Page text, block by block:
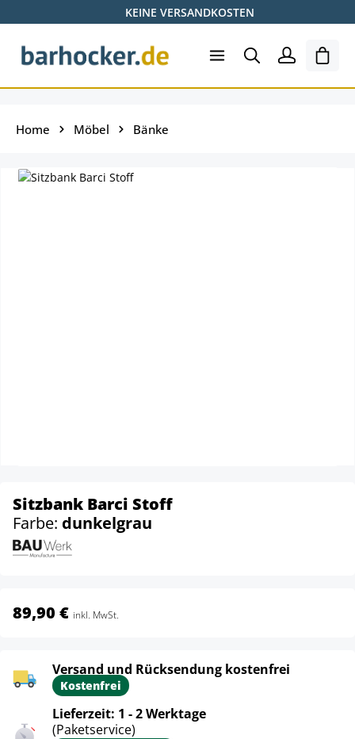
Zum Hauptinhalt springenKEINE VERSANDKOSTEN
Home Möbel Bänke
Sitzbank Barci Stoff
Farbe: dunkelgrau
89,90 € inkl. MwSt.
Versand und Rücksendung kostenfrei
Kostenfrei
Lieferzeit: 1 - 2 Werktage
(Paketservice)